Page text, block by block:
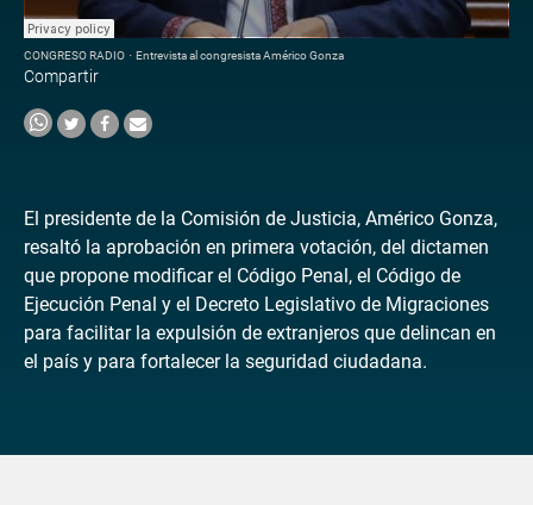
CONGRESO RADIO · Entrevista al congresista Américo Gonza
Compartir
El presidente de la Comisión de Justicia, Américo Gonza,
resaltó la aprobación en primera votación, del dictamen
que propone modificar el Código Penal, el Código de
Ejecución Penal y el Decreto Legislativo de Migraciones
para facilitar la expulsión de extranjeros que delincan en
el país y para fortalecer la seguridad ciudadana.